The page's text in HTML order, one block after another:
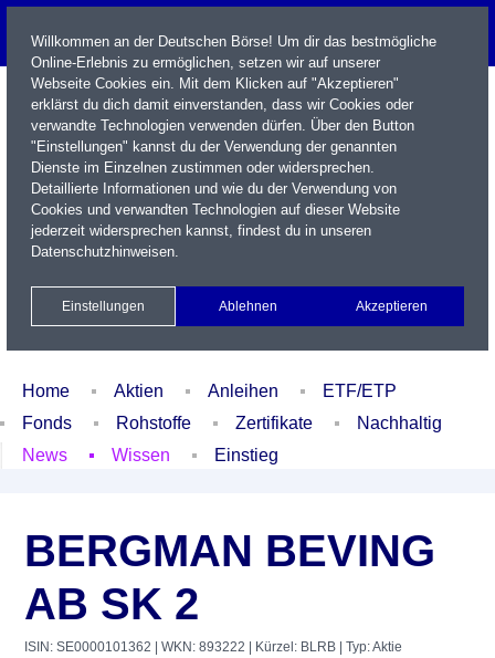
Name / WKN / ISIN / Kürzel
Xetra Realtime
Watchlist Portfolio Login
Home Aktien Anleihen
ETF/ETP
Fonds
Rohstoffe Zertifikate
Nachhaltig
News
Wissen Einstieg
BERGMAN BEVING
AB SK 2
ISIN: SE0000101362 | WKN: 893222 | Kürzel: BLRB | Typ: Aktie
Willkommen an der Deutschen Börse! Um dir das bestmögliche
Online-Erlebnis zu ermöglichen, setzen wir auf unserer
Webseite Cookies ein. Mit dem Klicken auf "Akzeptieren"
erklärst du dich damit einverstanden, dass wir Cookies oder
verwandte Technologien verwenden dürfen. Über den Button
"Einstellungen" kannst du der Verwendung der genannten
Dienste im Einzelnen zustimmen oder widersprechen.
Detaillierte Informationen und wie du der Verwendung von
Cookies und verwandten Technologien auf dieser Website
jederzeit widersprechen kannst, findest du in unseren
Datenschutzhinweisen.
Einstellungen Ablehnen Akzeptieren